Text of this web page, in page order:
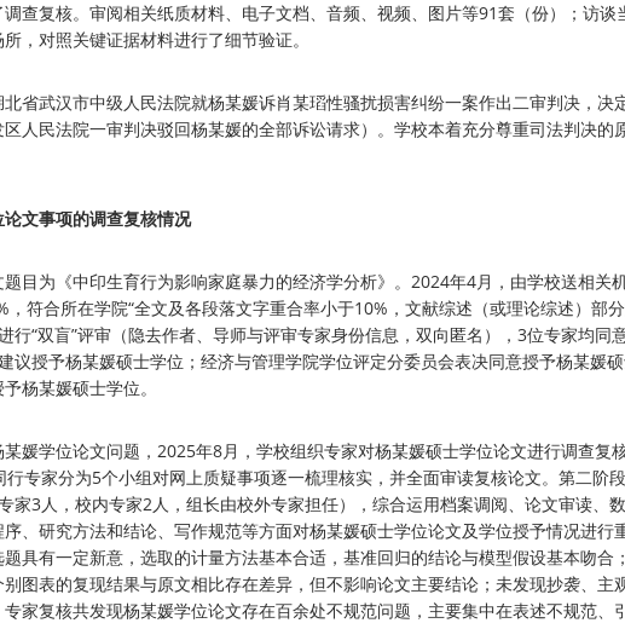
查复核。审阅相关纸质材料、电子文档、音频、视频、图片等91套（份）；访谈
，对照关键证据材料进行了细节验证。
省武汉市中级人民法院就杨某媛诉肖某瑫性骚扰损害纠纷一案作出二审判决，决
人民法院一审判决驳回杨某媛的全部诉讼请求）。学校本着充分尊重司法判决的
文事项的调查复核情况
目为《中印生育行为影响家庭暴力的经济学分析》。2024年4月，由学校送相关
，符合所在学院“全文及各段落文字重合率小于10%，文献综述（或理论综述）部
行“双盲”评审（隐去作者、导师与评审专家身份信息，双向匿名），3位专家均同
议授予杨某媛硕士学位；经济与管理学院学位评定分委员会表决同意授予杨某媛
杨某媛硕士学位。
媛学位论文问题，2025年8月，学校组织专家对杨某媛硕士学位论文进行调查复
专家分为5个小组对网上质疑事项逐一梳理核实，并全面审读复核论文。第二阶
家3人，校内专家2人，组长由校外专家担任），综合运用档案调阅、论文审读、
、研究方法和结论、写作规范等方面对杨某媛硕士学位论文及学位授予情况进行
具有一定新意，选取的计量方法基本合适，基准回归的结论与模型假设基本吻合
图表的复现结果与原文相比存在差异，但不影响论文主要结论；未发现抄袭、主
家复核共发现杨某媛学位论文存在百余处不规范问题，主要集中在表述不规范、